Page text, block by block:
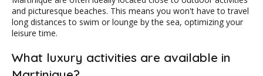
and picturesque beaches. This means you won't have to travel
long distances to swim or lounge by the sea, optimizing your
leisure time.
What luxury activities are available in